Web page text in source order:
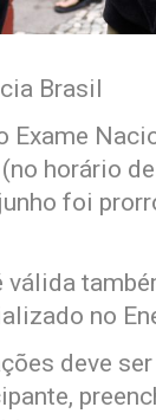
Brasil
Exame
horário
foi
válida
no
deve